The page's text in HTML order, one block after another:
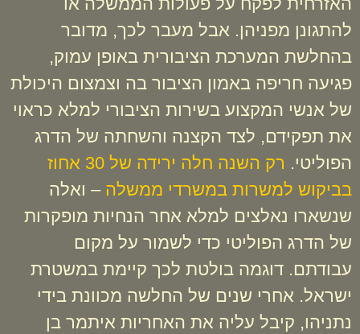
להתגונן מפניהן. אבל מעבר לכך, מדובר
בהחלשת המערכת הציבורית באופן עמוק,
פגיעה חריפה באמון הציבור בה וצמצום היכולת
של אנשי המקצוע בשירות הציבורי למלא כראוי
את תפקידם, לצד הקצנה והשחתה של הדרג
הפוליטי.
רק השנה חלה ירידה של 30 אחוז
בביקוש למשרות במשרדי ממשלה – ואלה
שנשארו נאלצים למלא אחר הנחיות מופקרות
של הדרג הפוליטי כדי לשמור על מקום
עבודתם. דוגמה בולטת לכך קיימת במשטרת
ישראל. אחרי שנים של החלשה מכוונת בידי
נתניהו, קיבל עליה את האחריות איתמר בן